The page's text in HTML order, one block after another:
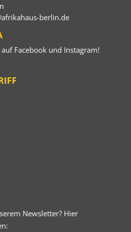
berlin.de
auf Facebookund Instagram!
Newsletter? Hier